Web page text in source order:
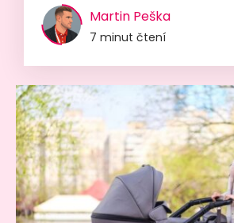
Martin Peška
7 minut čtení